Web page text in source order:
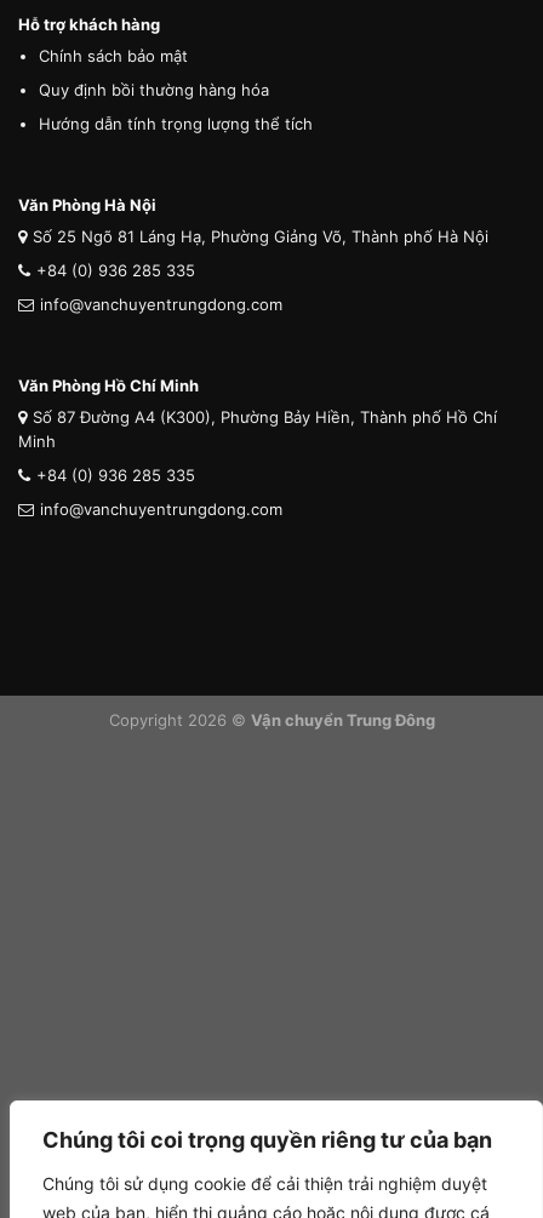
Chúng tôi coi trọng quyền riêng tư của bạn
Chúng tôi sử dụng cookie để cải thiện trải nghiệm duyệt
web của bạn, hiển thị quảng cáo hoặc nội dung được cá
Hỗ trợ khách hàng
Chính sách bảo mật
Quy định bồi thường hàng hóa
Hướng dẫn tính trọng lượng thể tích
Văn Phòng Hà Nội
Số 25 Ngõ 81 Láng Hạ, Phường Giảng Võ, Thành phố Hà Nội
+84 (0) 936 285 335
info@vanchuyentrungdong.com
Văn Phòng Hồ Chí Minh
Số 87 Đường A4 (K300), Phường Bảy Hiền, Thành phố Hồ Chí
Minh
+84 (0) 936 285 335
info@vanchuyentrungdong.com
Copyright 2026 © Vận chuyển Trung Đông